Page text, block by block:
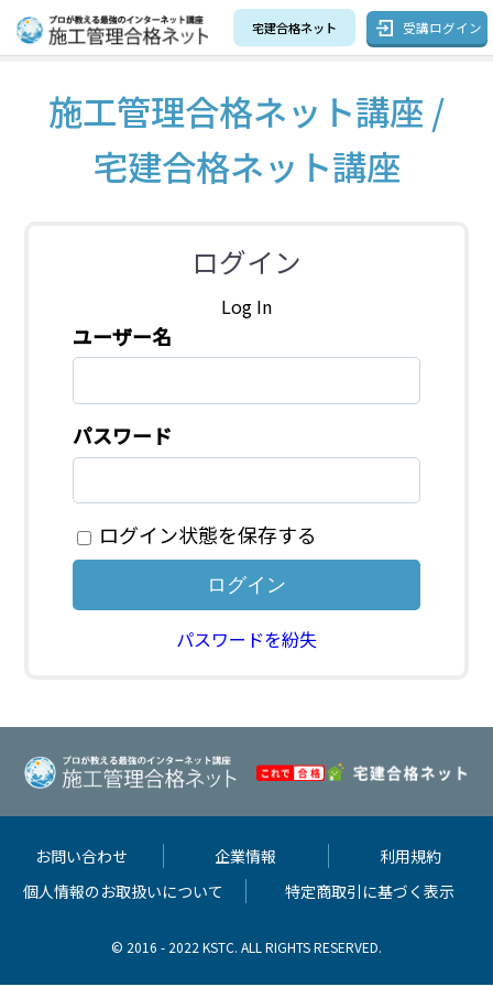
宅建合格ネット 受講ログイン
施工管理合格ネット講座 /
宅建合格ネット講座
ログイン
Log In
ユーザー名
パスワード
ログイン状態を保存する
パスワードを紛失
お問い合わせ 企業情報
利用規約
個人情報のお取扱いについて
特定商取引に基づく表示
© 2016 - 2022 KSTC. ALL RIGHTS RESERVED.